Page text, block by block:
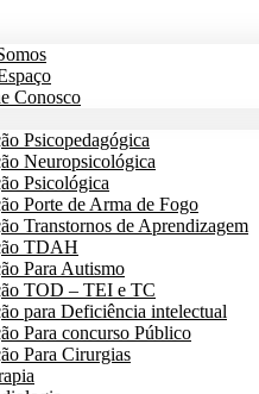
Conosco
Psicopedagógica
Neuropsicológica
Psicológica
Porte de Arma de Fogo
Transtornos de Aprendizagem
TDAH
Para Autismo
TOD – TEI e TC
para Deficiência intelectual
Para concurso Público
Para Cirurgias